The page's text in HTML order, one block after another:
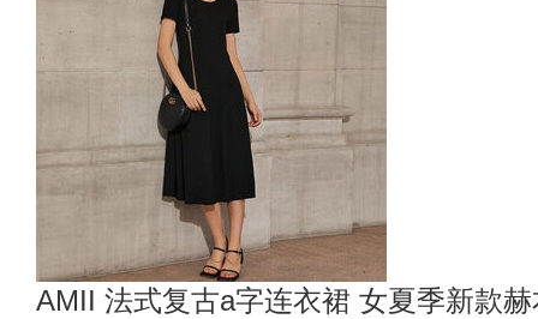
AMII 法式复古a字连衣裙 女夏季新款